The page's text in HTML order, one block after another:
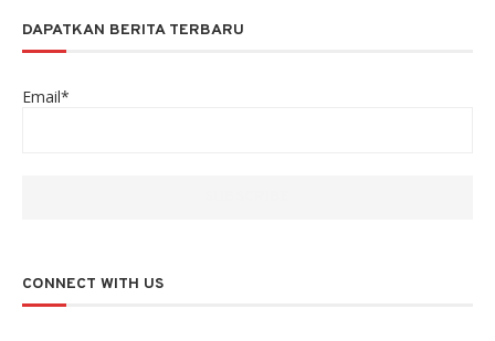
DAPATKAN BERITA TERBARU
Email*
CONNECT WITH US